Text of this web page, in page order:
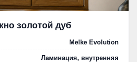
золотой дуб
Melke Evolution
Ламинация, внутренняя